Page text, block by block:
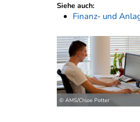
Siehe auch:
Finanz- und
© AMS/Chloe Potter